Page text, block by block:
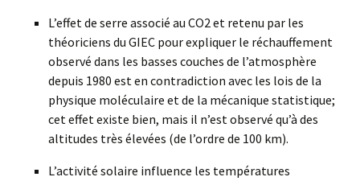
L’effet de serre associé au CO2 et retenu par les
théoriciens du GIEC pour expliquer le réchauffement
observé dans les basses couches de l’atmosphère
depuis 1980 est en contradiction avec les lois de la
physique moléculaire et de la mécanique statistique;
cet effet existe bien, mais il n’est observé qu’à des
altitudes très élevées (de l’ordre de 100 km).
L’activité solaire influence les températures